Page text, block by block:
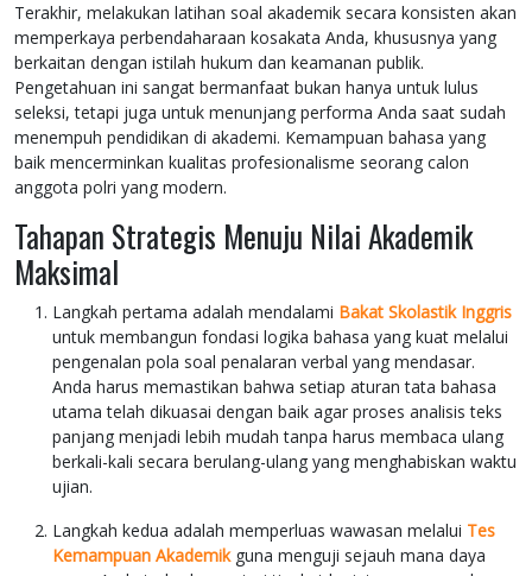
Terakhir, melakukan latihan soal akademik secara konsisten akan
memperkaya perbendaharaan kosakata Anda, khususnya yang
berkaitan dengan istilah hukum dan keamanan publik.
Pengetahuan ini sangat bermanfaat bukan hanya untuk lulus
seleksi, tetapi juga untuk menunjang performa Anda saat sudah
menempuh pendidikan di akademi. Kemampuan bahasa yang
baik mencerminkan kualitas profesionalisme seorang calon
anggota polri yang modern.
Tahapan Strategis Menuju Nilai Akademik
Maksimal
Langkah pertama adalah mendalami Bakat Skolastik Inggris
untuk membangun fondasi logika bahasa yang kuat melalui
pengenalan pola soal penalaran verbal yang mendasar.
Anda harus memastikan bahwa setiap aturan tata bahasa
utama telah dikuasai dengan baik agar proses analisis teks
panjang menjadi lebih mudah tanpa harus membaca ulang
berkali-kali secara berulang-ulang yang menghabiskan waktu
ujian.
Langkah kedua adalah memperluas wawasan melalui Tes
Kemampuan Akademikguna menguji sejauh mana daya